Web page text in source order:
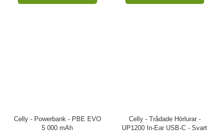
Celly - Powerbank - PBE EVO
5 000 mAh
Celly - Trådade Hörlurar -
UP1200 In-Ear USB-C - Svart